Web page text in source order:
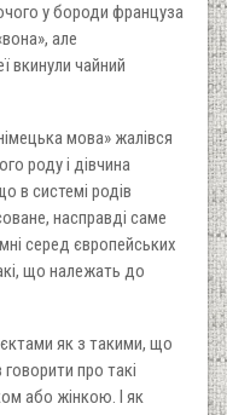
у бороди француза
але
вкинули чайний
мова» жалівся
роду і дівчина
в системі родів
насправді саме
серед європейських
що належать до
як з такими, що
про такі
або жінкою. І як